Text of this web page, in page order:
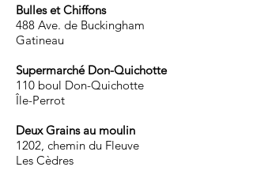
Bulles et Chiffons
488 Ave. de Buckingham
Gatineau
Supermarché Don-Quichotte
110 boul Don-Quichotte
Île-Perrot
Deux Grains au moulin
1202, chemin du Fleuve
Les Cèdres